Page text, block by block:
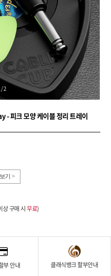
/2
피크 모양 케이블 정리 트레이
기 >
상 구매 시무료)
부 안내 클래식뱅크 할부안내